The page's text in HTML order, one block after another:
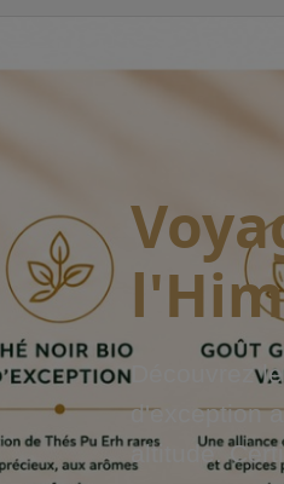
Découvrez
d'exception
altitude.